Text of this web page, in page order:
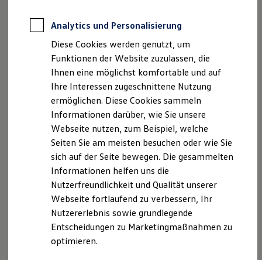
Zertifizierte Gebrauchtwagen
Für Privatkunden
Für Gewerbekunden
Leasing
Für Privatkunden
Für Gewerbekunden
Versicherungen & Garantien
Garantien
Kfz-Versicherung für Nutzfahrzeuge
Restschuldversicherung
Wartungsverträge
Besitzer & Service
Reparatur & Service
Sommer-Special
Reparatur, Pflege & Inspektion
Servicetermin anfragen
Service-Vorteile bei Volkswagen Nutzfahrzeuge
ServicePlus
Economy Service
Räder & Reifen Service
Ersatzfahrzeuge
Lenkfähigkeit 1 erhalten.
Serienmäßige Antriebsschlupfregelung (ASR)
Verhindert das Durchdrehen der Räder.
Serienmäßige Elektronische Differenzialsperre
Verteilt die Antriebskraft auf die Räder ohne Schlupf.
Serienmäßige Gurtanschnallwarnung
Signalisiert dem Fahrer, dass der Gurt nicht angelegt ist,
indem sie nach Motorstart optisch und nach Fahrtbeginn
akustisch auffordert, sich anzuschnallen.
Analytics und Personalisierung
Diese Cookies werden genutzt, um
Funktionen der Website zuzulassen, die
Ihnen eine möglichst komfortable und auf
Ihre Interessen zugeschnittene Nutzung
ermöglichen. Diese Cookies sammeln
Informationen darüber, wie Sie unsere
Webseite nutzen, zum Beispiel, welche
Seiten Sie am meisten besuchen oder wie Sie
sich auf der Seite bewegen. Die gesammelten
Informationen helfen uns die
Nutzerfreundlichkeit und Qualität unserer
Webseite fortlaufend zu verbessern, Ihr
Nutzererlebnis sowie grundlegende
Entscheidungen zu Marketingmaßnahmen zu
optimieren.